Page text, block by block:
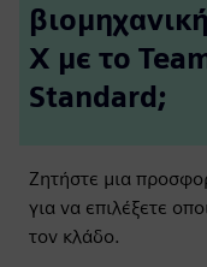
X με το
Standard;
Ζητήστε μια
για να επιλέξετε
τον κλάδο.